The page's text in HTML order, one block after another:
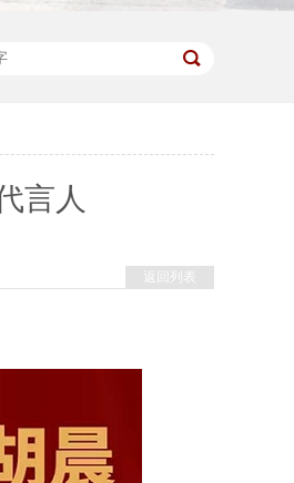
言人
返回列表